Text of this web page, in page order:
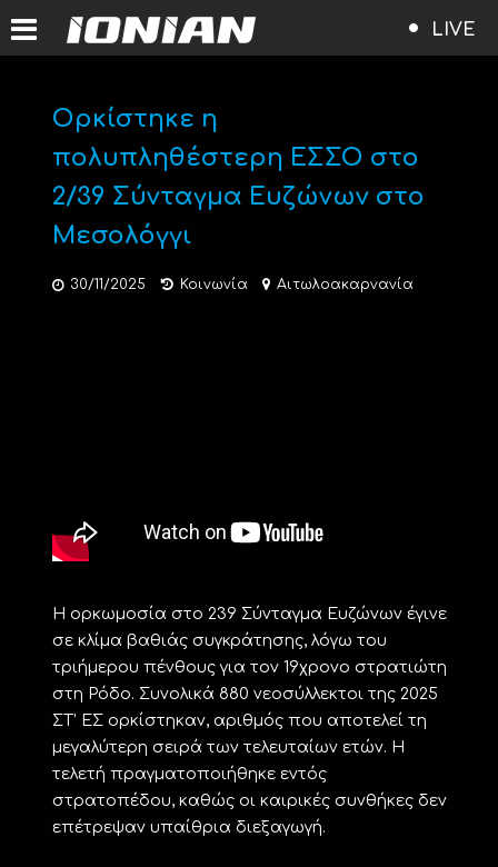
LIVE
Ορκίστηκε η
πολυπληθέστερη ΕΣΣΟ στο
2/39 Σύνταγμα Ευζώνων στο
Μεσολόγγι
30/11/2025 Κοινωνία Αιτωλοακαρνανία
Η ορκωμοσία στο 239 Σύνταγμα Ευζώνων έγινε
σε κλίμα βαθιάς συγκράτησης, λόγω του
τριήμερου πένθους για τον 19χρονο στρατιώτη
στη Ρόδο. Συνολικά 880 νεοσύλλεκτοι της 2025
ΣΤ’ ΕΣ ορκίστηκαν, αριθμός που αποτελεί τη
μεγαλύτερη σειρά των τελευταίων ετών. Η
τελετή πραγματοποιήθηκε εντός
στρατοπέδου, καθώς οι καιρικές συνθήκες δεν
επέτρεψαν υπαίθρια διεξαγωγή.